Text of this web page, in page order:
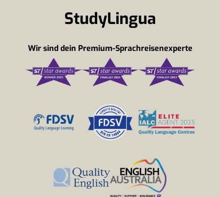
StudyLingua
Wir sind dein Premium-Sprachreisenexperte